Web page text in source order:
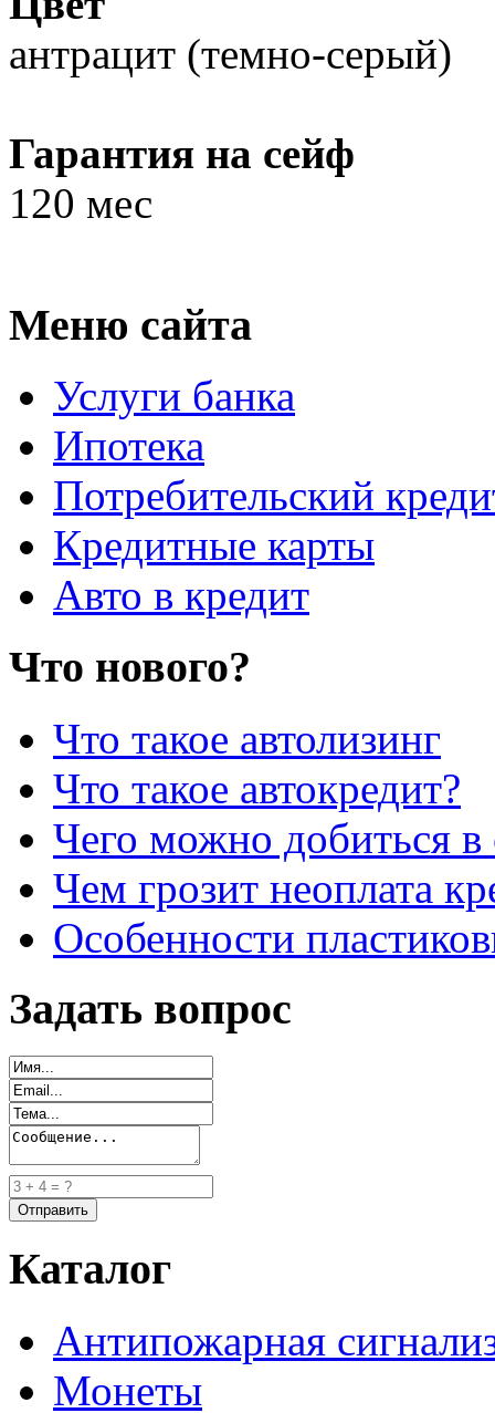
антрацит (темно-серый)
Гарантия на сейф
120 мес
Меню сайта
Услуги банка
Ипотека
Потребительский
Кредитные карты
Авто в кредит
Что нового?
Что такое автолизинг
Что такое автокредит?
Чего можно добиться в
Чем грозит неоплата
Особенности
Задать вопрос
Каталог
Антипожарная
Монеты